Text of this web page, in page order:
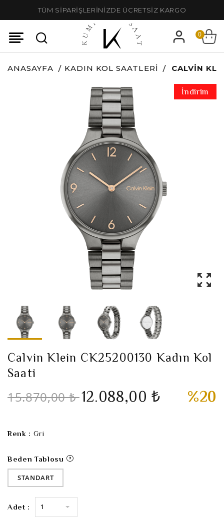
TÜM SİPARİŞLERİNİZDE ÜCRETSİZ KARGO
0
ANASAYFA KADIN KOL SAATLERI CALVIN
İndirim
Calvin Klein CK25200130 Kadın Kol
Saati
15.870,00 ₺12.088,00 ₺ %20
Renk : Gri
Beden Tablosu
STANDART
Adet : 1